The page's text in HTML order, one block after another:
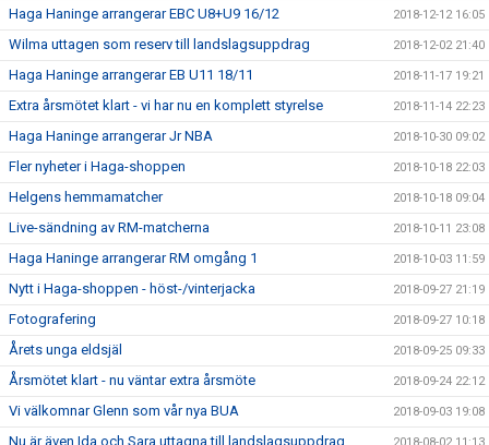
Haga Haninge arrangerar EBC U8+U9 16/12 2018-12-12 16:05
Wilma uttagen som reserv till landslagsuppdrag 2018-12-02 21:40
Haga Haninge arrangerar EB U11 18/11 2018-11-17 19:21
Extra årsmötet klart - vi har nu en komplett styrelse 2018-11-14 22:23
Haga Haninge arrangerar Jr NBA 2018-10-30 09:02
Fler nyheter i Haga-shoppen 2018-10-18 22:03
Helgens hemmamatcher 2018-10-18 09:04
Live-sändning av RM-matcherna 2018-10-11 23:08
Haga Haninge arrangerar RM omgång 1 2018-10-03 11:59
Nytt i Haga-shoppen - höst-/vinterjacka 2018-09-27 21:19
Fotografering 2018-09-27 10:18
Årets unga eldsjäl 2018-09-25 09:33
Årsmötet klart - nu väntar extra årsmöte 2018-09-24 22:12
Vi välkomnar Glenn som vår nya BUA 2018-09-03 19:08
Nu är även Ida och Sara uttagna till landslagsuppdrag